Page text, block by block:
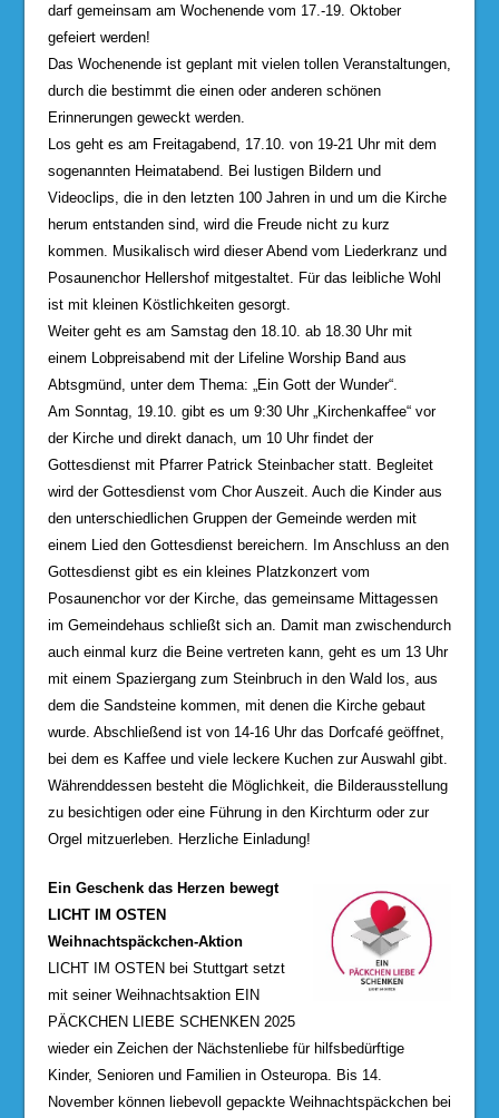
darf gemeinsam am Wochenende vom 17.-19. Oktober
gefeiert werden!
Das Wochenende ist geplant mit vielen tollen Veranstaltungen,
durch die bestimmt die einen oder anderen schönen
Erinnerungen geweckt werden.
Los geht es am Freitagabend, 17.10. von 19-21 Uhr mit dem
sogenannten Heimatabend. Bei lustigen Bildern und
Videoclips, die in den letzten 100 Jahren in und um die Kirche
herum entstanden sind, wird die Freude nicht zu kurz
kommen. Musikalisch wird dieser Abend vom Liederkranz und
Posaunenchor Hellershof mitgestaltet. Für das leibliche Wohl
ist mit kleinen Köstlichkeiten gesorgt.
Weiter geht es am Samstag den 18.10. ab 18.30 Uhr mit
einem Lobpreisabend mit der Lifeline Worship Band aus
Abtsgmünd, unter dem Thema: „Ein Gott der Wunder“.
Am Sonntag, 19.10. gibt es um 9:30 Uhr „Kirchenkaffee“ vor
der Kirche und direkt danach, um 10 Uhr findet der
Gottesdienst mit Pfarrer Patrick Steinbacher statt. Begleitet
wird der Gottesdienst vom Chor Auszeit. Auch die Kinder aus
den unterschiedlichen Gruppen der Gemeinde werden mit
einem Lied den Gottesdienst bereichern. Im Anschluss an den
Gottesdienst gibt es ein kleines Platzkonzert vom
Posaunenchor vor der Kirche, das gemeinsame Mittagessen
im Gemeindehaus schließt sich an. Damit man zwischendurch
auch einmal kurz die Beine vertreten kann, geht es um 13 Uhr
mit einem Spaziergang zum Steinbruch in den Wald los, aus
dem die Sandsteine kommen, mit denen die Kirche gebaut
wurde. Abschließend ist von 14-16 Uhr das Dorfcafé geöffnet,
bei dem es Kaffee und viele leckere Kuchen zur Auswahl gibt.
Währenddessen besteht die Möglichkeit, die Bilderausstellung
zu besichtigen oder eine Führung in den Kirchturm oder zur
Orgel mitzuerleben. Herzliche Einladung!
Ein Geschenk das Herzen bewegt
LICHT IM OSTEN
Weihnachtspäckchen-Aktion
LICHT IM OSTEN bei Stuttgart setzt
mit seiner Weihnachtsaktion EIN
PÄCKCHEN LIEBE SCHENKEN 2025
wieder ein Zeichen der Nächstenliebe für hilfsbedürftige
Kinder, Senioren und Familien in Osteuropa. Bis 14.
November können liebevoll gepackte Weihnachtspäckchen bei